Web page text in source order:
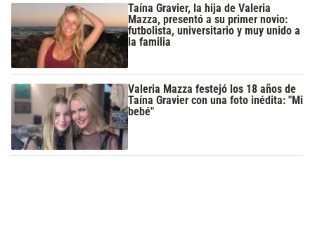
Taína Gravier, la hija de Valeria
Mazza, presentó a su primer novio:
futbolista, universitario y muy unido a
la familia
Valeria Mazza festejó los 18 años de
Taína Gravier con una foto inédita: "Mi
bebé"